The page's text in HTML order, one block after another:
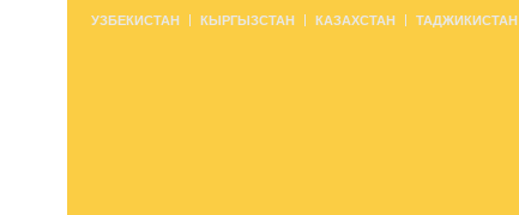
УЗБЕКИСТАН КЫРГЫЗСТАН КАЗАХСТАН ТАДЖИКИСТАН